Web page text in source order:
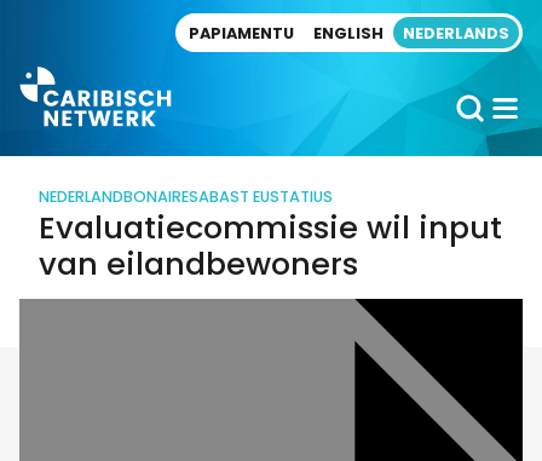
PAPIAMENTU ENGLISH NEDERLANDS
NEDERLANDBONAIRESABAST EUSTATIUS
Evaluatiecommissie wil input
van eilandbewoners